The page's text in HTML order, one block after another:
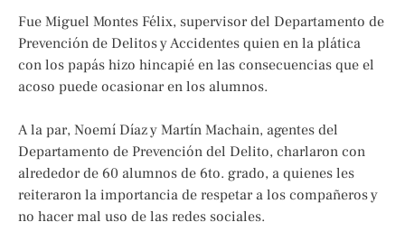
Fue Miguel Montes Félix, supervisor del Departamento de
Prevención de Delitos y Accidentes quien en la plática
con los papás hizo hincapié en las consecuencias que el
acoso puede ocasionar en los alumnos.
A la par, Noemí Díaz y Martín Machain, agentes del
Departamento de Prevención del Delito, charlaron con
alrededor de 60 alumnos de 6to. grado, a quienes les
reiteraron la importancia de respetar a los compañeros y
no hacer mal uso de las redes sociales.